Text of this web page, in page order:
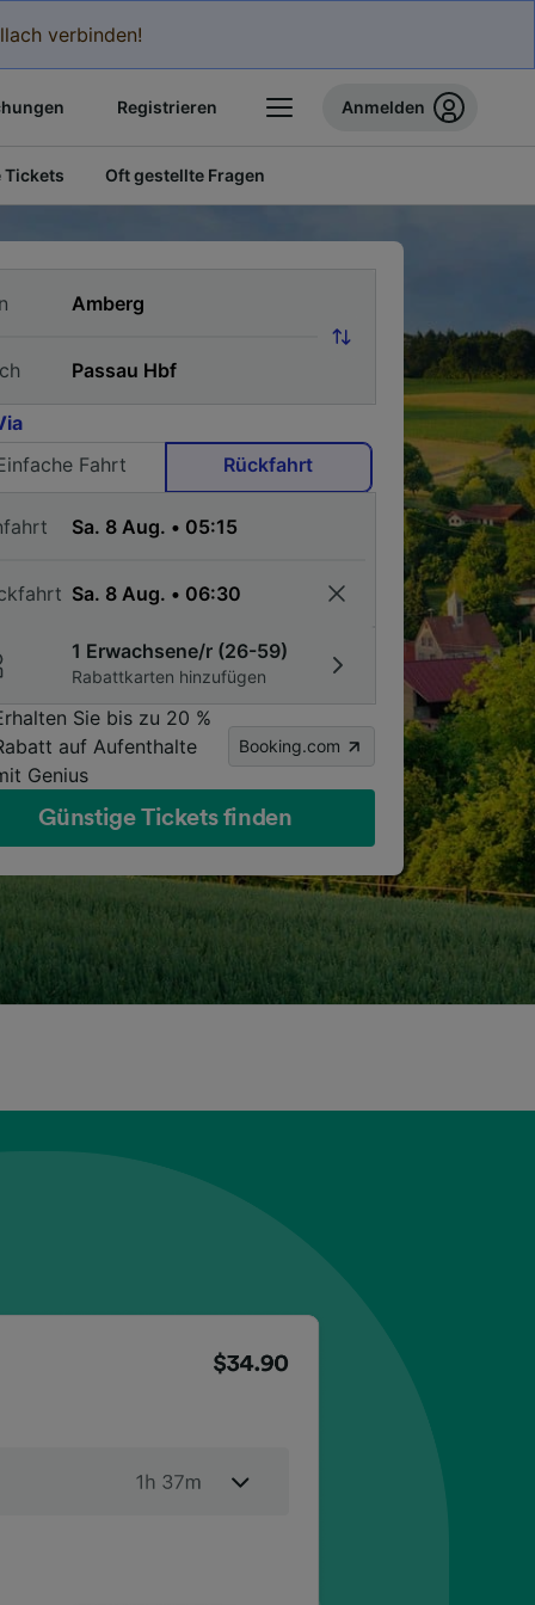
verbinden!
Registrieren Anmelden
Tickets Oft gestellte Fragen
Fahrt
Rückfahrt
1 Erwachsene/r (26-59)
Rabattkarten hinzufügen
Sie bis zu 20 %
auf Aufenthalte
Genius
Booking.com
Günstige Tickets finden